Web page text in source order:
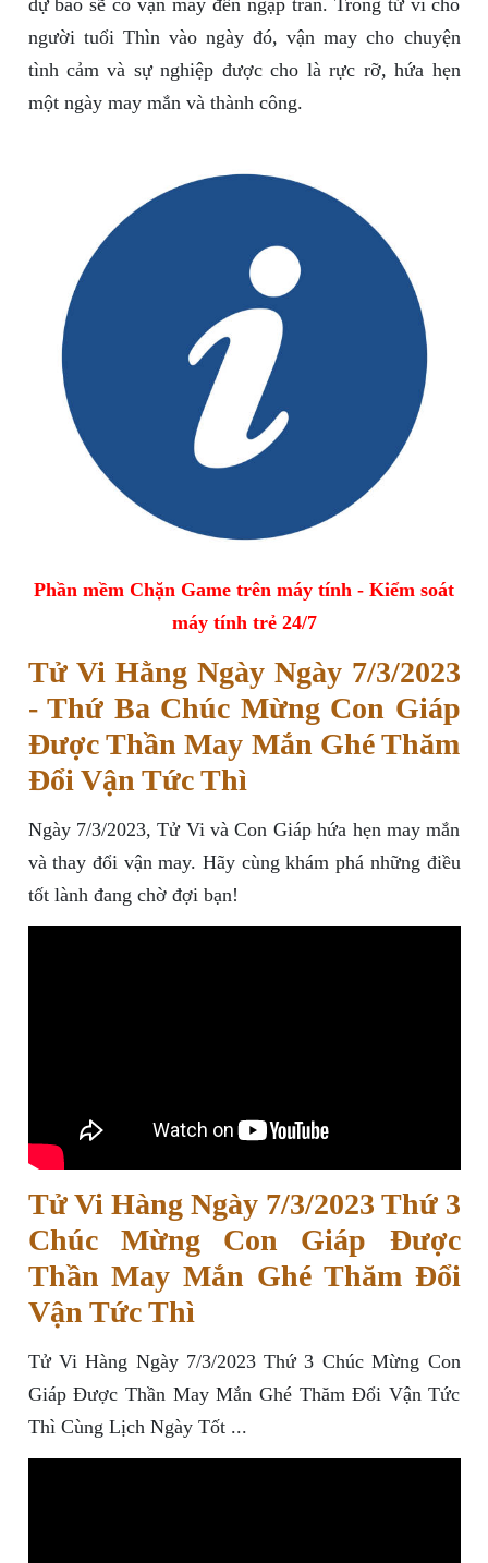
dự báo sẽ có vận may đến ngập tràn. Trong tử vi cho
người tuổi Thìn vào ngày đó, vận may cho chuyện
tình cảm và sự nghiệp được cho là rực rỡ, hứa hẹn
một ngày may mắn và thành công.
Phần mềm Chặn Game trên máy tính - Kiểm soát
máy tính trẻ 24/7
Tử Vi Hằng Ngày Ngày 7/3/2023
- Thứ Ba Chúc Mừng Con Giáp
Được Thần May Mắn Ghé Thăm
Đổi Vận Tức Thì
Ngày 7/3/2023, Tử Vi và Con Giáp hứa hẹn may mắn
và thay đổi vận may. Hãy cùng khám phá những điều
tốt lành đang chờ đợi bạn!
Tử Vi Hàng Ngày 7/3/2023 Thứ 3
Chúc Mừng Con Giáp Được
Thần May Mắn Ghé Thăm Đổi
Vận Tức Thì
Tử Vi Hàng Ngày 7/3/2023 Thứ 3 Chúc Mừng Con
Giáp Được Thần May Mắn Ghé Thăm Đổi Vận Tức
Thì Cùng Lịch Ngày Tốt ...